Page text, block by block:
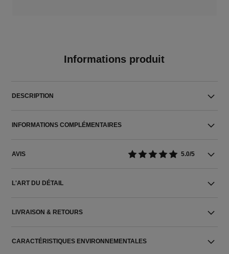
Informations produit
DESCRIPTION
INFORMATIONS COMPLÉMENTAIRES
AVIS 5.0/5
L'ART DU DÉTAIL
LIVRAISON & RETOURS
CARACTÉRISTIQUES ENVIRONNEMENTALES